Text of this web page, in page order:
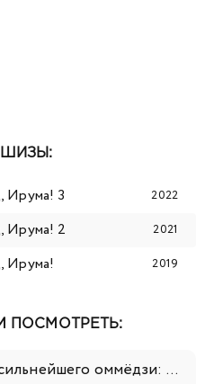
Ирума! 3 2022
Ирума! 2 2021
Ирума! 2019
ПОСМОТРЕТЬ:
Реинкарнация сильнейшего оммёдзи: Эти монстры слишком слабы по сравнению с моим ёкаем